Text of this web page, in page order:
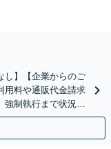
し】【企業からのご
用料や通販代金請求
強制執行まで状況に